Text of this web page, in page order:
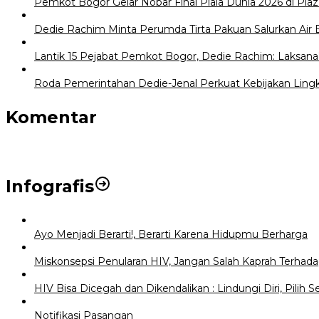
Dedie Rachim Minta Perumda Tirta Pakuan Salurkan Air
Lantik 15 Pejabat Pemkot Bogor, Dedie Rachim:
Roda Pemerintahan Dedie-Jenal Perkuat Kebijakan
Komentar
Infografis
Ayo Menjadi Berarti!, Berarti Karena Hidupmu Berharga
Miskonsepsi Penularan HIV, Jangan Salah Kaprah
HIV Bisa Dicegah dan Dikendalikan : Lindungi Diri, Pilih
Notifikasi Pasangan